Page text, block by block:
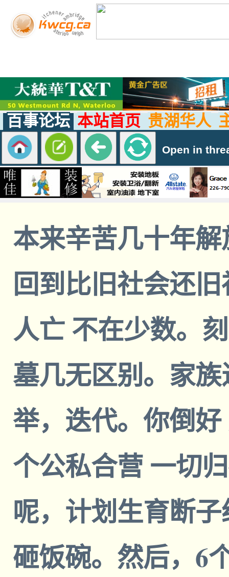
百事论坛 本站首页 贵湖华人
Open in
本来辛苦几十年
回到比旧社会还
人亡 不在少数。
墓几无区别。家
举，迭代。你倒
个公私合营 一切
呢，计划生育断
砸饭碗。然后，6